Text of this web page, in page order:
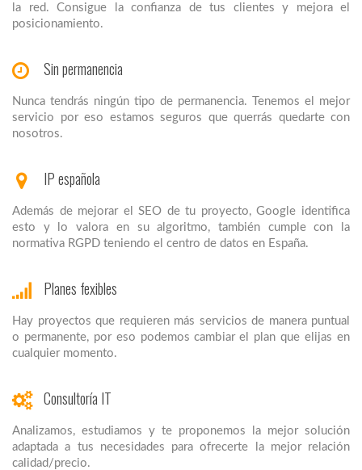
la red. Consigue la confianza de tus clientes y mejora el
posicionamiento.
Sin permanencia
Nunca tendrás ningún tipo de permanencia. Tenemos el mejor
servicio por eso estamos seguros que querrás quedarte con
nosotros.
IP española
Además de mejorar el SEO de tu proyecto, Google identifica
esto y lo valora en su algoritmo, también cumple con la
normativa RGPD teniendo el centro de datos en España.
Planes fexibles
Hay proyectos que requieren más servicios de manera puntual
o permanente, por eso podemos cambiar el plan que elijas en
cualquier momento.
Consultoría IT
Analizamos, estudiamos y te proponemos la mejor solución
adaptada a tus necesidades para ofrecerte la mejor relación
calidad/precio.